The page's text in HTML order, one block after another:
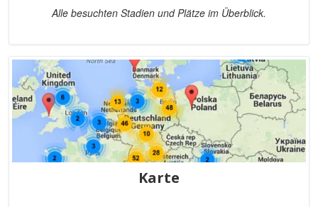
Alle besuchten Stadien und Plätze im Überblick.
Karte